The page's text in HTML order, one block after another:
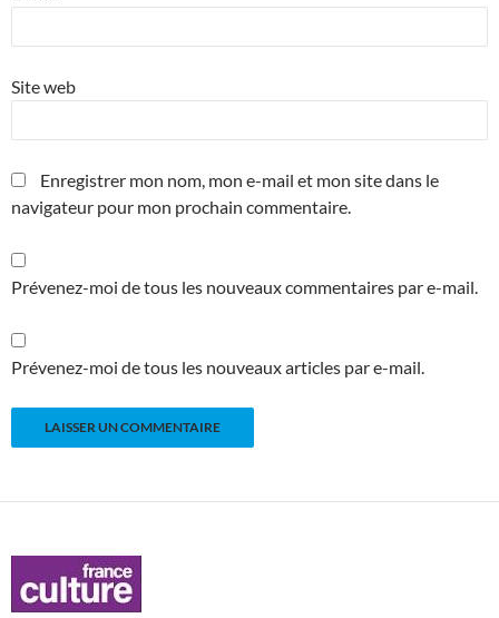
Site web
Enregistrer mon nom, mon e-mail et mon site dans le
navigateur pour mon prochain commentaire.
Prévenez-moi de tous les nouveaux commentaires par e-mail.
Prévenez-moi de tous les nouveaux articles par e-mail.